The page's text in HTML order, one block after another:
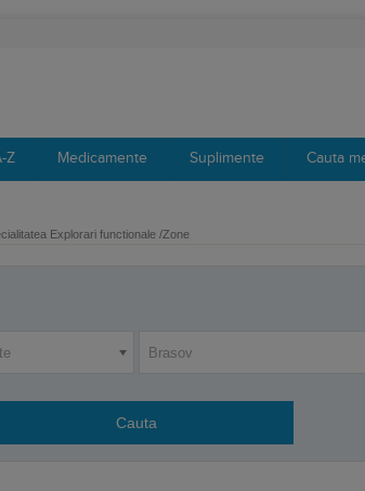
Z Medicamente Suplimente Cauta
Explorari functionale /Zone
Brasov